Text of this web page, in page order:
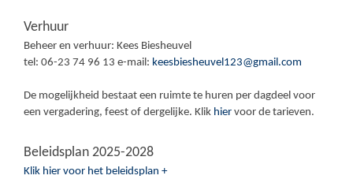
Verhuur
Beheer en verhuur: Kees Biesheuvel
tel: 06-23 74 96 13 e-mail: keesbiesheuvel123@gmail.com
De mogelijkheid bestaat een ruimte te huren per dagdeel voor
een vergadering, feest of dergelijke. Klik hier voor de tarieven.
Beleidsplan 2025-2028
Klik hier voor het beleidsplan +